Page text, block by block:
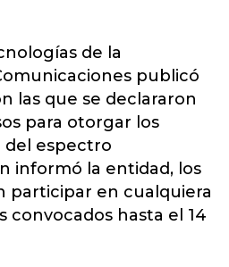
de la
publicó
las que se declararon
para otorgar los
del espectro
informó la entidad, los
participar en cualquiera
convocados hasta el 14